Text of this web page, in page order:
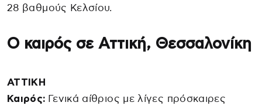
28 βαθμούς Κελσίου.
Ο καιρός σε Αττική, Θεσσαλονίκη
ΑΤΤΙΚΗ
Καιρός: Γενικά αίθριος με λίγες πρόσκαιρες